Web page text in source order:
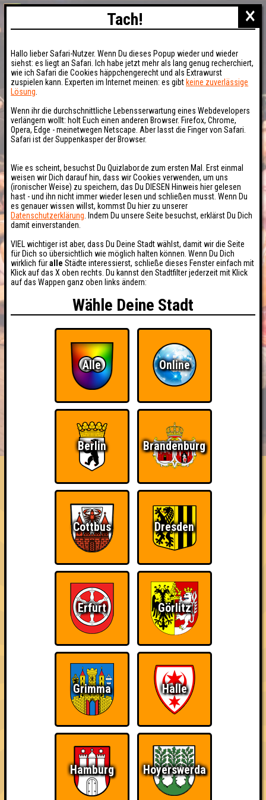
HIGHSCORE RESERVIERUNG
FAQ ÜBER UNS
Quizlabor Cottbus #16
Höggschde Konsendrazion · 27.07.2021 · Prima Wetter
Angemeldete Teams
1. Sekt Pong Crew
11
13 15 39
1. die Bräutinnen des Reanimators
13 13 39
×
Tach!
Hallo lieber Safari-Nutzer. Wenn Du dieses Popup wieder und wieder
siehst: es liegt an Safari. Ich habe jetzt mehr als lang genug recherchiert,
wie ich Safari die Cookies häppchengerecht und als Extrawurst
zuspielen kann. Experten im Internet meinen: es gibt keine zuverlässige
Lösung
Wenn ihr die durchschnittliche Lebensserwartung eines Webdevelopers
verlängern wollt: holt Euch einen anderen Browser. Firefox, Chrome,
Opera, Edge - meinetwegen Netscape. Aber lasst die Finger von Safari.
Safari ist der Suppenkasper der Browser.
Wie es scheint, besuchst Du Quizlabor.de zum ersten Mal. Erst einmal
weisen wir Dich darauf hin, dass wir Cookies verwenden, um uns
(ironischer Weise) zu speichern, das Du DIESEN Hinweis hier gelesen
hast - und ihn nicht immer wieder lesen und schließen musst. Wenn Du
es genauer wissen willst, kommst Du hier zu unserer
Datenschutzerklärung . Indem Du unsere Seite besuchst, erklärst Du Dich
damit einverstanden.
VIEL wichtiger ist aber, dass Du Deine Stadt wählst, damit wir die Seite
für Dich so übersichtlich wie möglich halten können. Wenn Du Dich
wirklich füralle Städte interessierst, schließe dieses Fenster einfach mit
Klick auf das X oben rechts. Du kannst den Stadtfilter jederzeit mit Klick
auf das Wappen ganz oben links ändern:
Wähle Deine Stadt
Alle Online
Berlin Brandenburg
Cottbus Dresden
Erfurt Görlitz
Grimma Halle
Hamburg Hoyerswerda